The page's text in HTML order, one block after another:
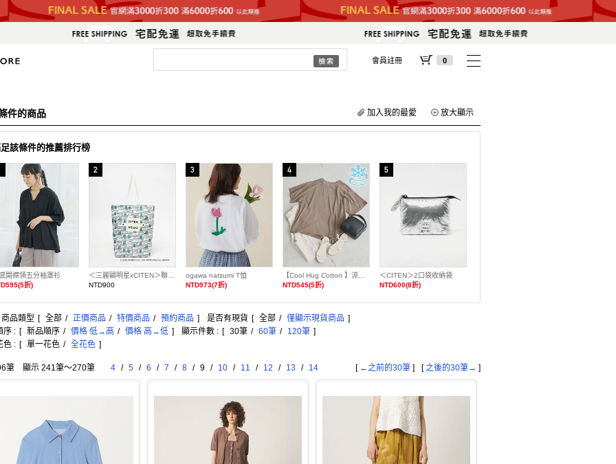
會員註冊 0
件的商品 放大顯示
加入我的最愛
該條件的推薦排行榜
開襟領五分袖罩衫
折)
NTD900
ogawa natsumi T恤
NTD973(7折)
NTD545(5折)
＜CITEN＞2口袋收納袋
NTD600(8折)
品類型 [ 全部 / 正價商品 / 特價商品 / 預約商品 ] 是否有現貨 [ 全部 / 僅顯示現貨商品 ]
序 : [ 新品順序 / 價格 低→高 / 價格 高→低 ] 顯示件數 : [ 30筆 / 60筆 / 120筆 ]
色 : [ 單一花色 / 全花色 ]
筆 顯示 241筆〜270筆 4 / 5 / 6 / 7 / 8 / 9 / 10 / 11 / 12 / 13 / 14 [ ←之前的30筆 ] [ 之後的30筆→ ]